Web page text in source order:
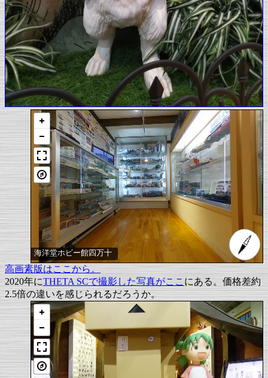
海洋堂ホビー館四万十
高画素版はここから。
2020年にTHETA SCで撮影した写真がここ にある。価格差約
2.5倍の違いを感じられるだろうか。